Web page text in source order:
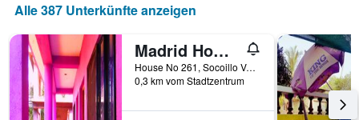
Alle 387 Unterkünfte anzeigen
Madrid Home Goa 2 min walk to Beach
House No 261, Socoillo Vado, Arambol Beach Road, Arambol, Indien
0,3 km vom Stadtzentrum